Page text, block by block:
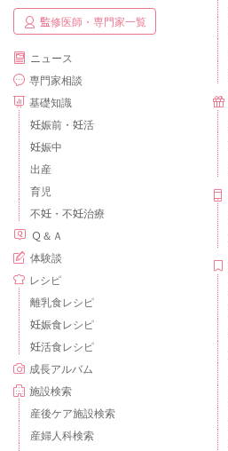
監修医師・専門家一覧
ニュース
専門家相談
基礎知識
妊娠前・妊活
妊娠中
出産
育児
不妊・不妊治療
Ｑ＆Ａ
体験談
レシピ
離乳食レシピ
妊娠食レシピ
妊活食レシピ
成長アルバム
施設検索
産後ケア施設検索
産婦人科検索